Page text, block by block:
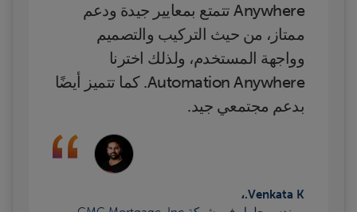
Anywhere تتمتع بمعايير جيدة ودعم
ممتاز، من حيث التركيب والتصميم
وواجهة المستخدم، ولذلك اخترنا
Automation Anywhere. كما تتميز أيضًا
بدعم مجتمعي جيد.
Venkata K.،